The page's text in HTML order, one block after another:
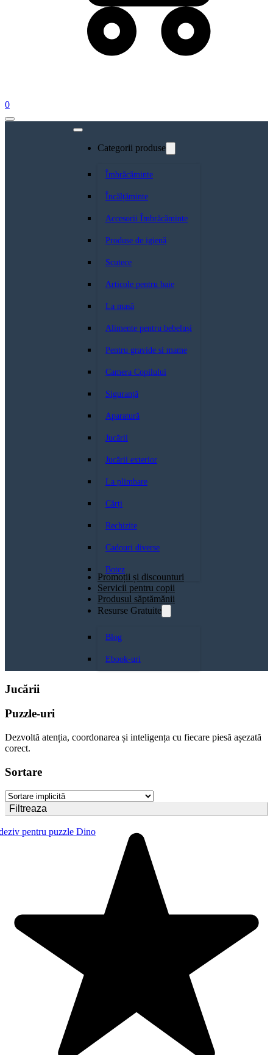
0
Categorii produse
Îmbrăcăminte
Încălțăminte
Accesorii Îmbrăcăminte
Produse de igienă
Scutece
Articole pentru baie
La masă
Alimente pentru bebeluși
Pentru gravide si mame
Camera Copilului
Siguranță
Aparatură
Jucării
Jucării exterior
La plimbare
Cărți
Rechizite
Cadouri diverse
Botez
Promoții și discounturi
Servicii pentru copii
Produsul săptămănii
Resurse Gratuite
Blog
Ebook-uri
Jucării
Puzzle-uri
Dezvoltă atenția, coordonarea și inteligența cu fiecare piesă așezată
corect.
Sortare
Filtreaza